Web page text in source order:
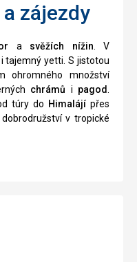
zájezdy
a svěžích nížin . V
tajemný yetti. S jistotou
ohromného množství
chrámů i pagod
túry do Himalájípřes
v tropické